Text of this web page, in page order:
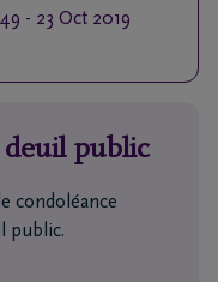
- 23 Oct 2019
deuil public
condoléance
public.